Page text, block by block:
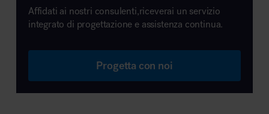
Affidati ai nostri consulenti,riceverai un servizio
integrato di progettazione e assistenza continua.
Progetta con noi